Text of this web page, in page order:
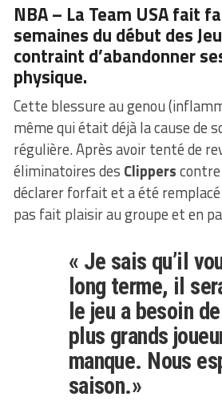
NBA – La Team USAfait
semaines du début des
contraint d’abandonner
physique.
Cette blessure au genou
même qui était déjà la cause de
régulière. Après avoir tenté de
éliminatoires des Clippers
déclarer forfait et a été
pas fait plaisir au groupe et en
« Je sais qu’il
long terme, il
le jeu a besoin
plus grands
manque. Nous
saison.»